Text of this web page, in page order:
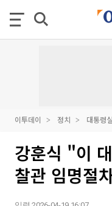
이투데이 정치 대통령
강훈식 "이
찰관 임명절